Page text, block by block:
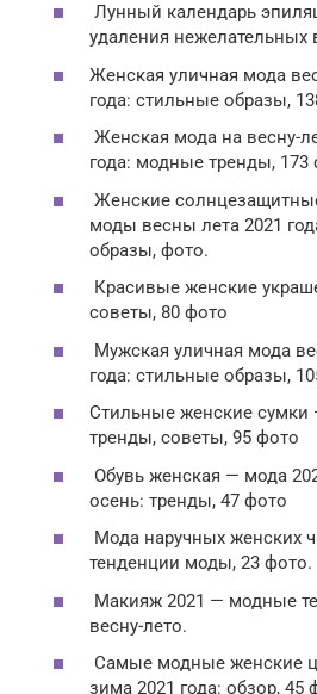
Лунный календарь
удаления нежелательных
Женская уличная мода
года: стильные образы,
Женская мода на весну-
года: модные тренды, 173
Женские
моды весны лета 2021
образы, фото.
Красивые женские
советы, 80 фото
Мужская уличная мода
года: стильные образы,
Стильные женские сумки
тренды, советы, 95 фото
Обувь женская — мода
осень: тренды, 47 фото
Мода наручных женских
тенденции моды, 23 фото.
Макияж 2021 — модные
весну-лето.
Самые модные женские
зима 2021 года: обзор, 45